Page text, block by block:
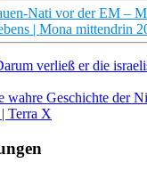
Nati vor der EM –
| Mona mittendrin
verließ er die
wahre Geschichte der
Terra X